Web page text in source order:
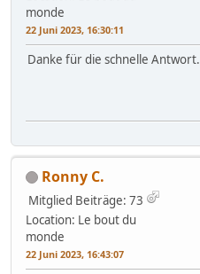
monde
22 Juni 2023, 16:30:11
Danke für die schnelle Antwort.
Ronny C.
Mitglied Beiträge: 73
Location: Le bout du
monde
22 Juni 2023, 16:43:07